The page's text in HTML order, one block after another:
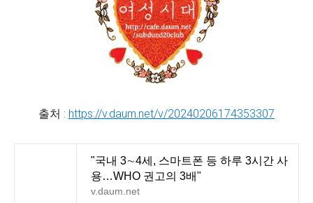
출처 : https://v.daum.net/v/20240206174353307
"국내 3∼4세, 스마트폰 등 하루 3시간 사
용…WHO 권고의 3배"
v.daum.net